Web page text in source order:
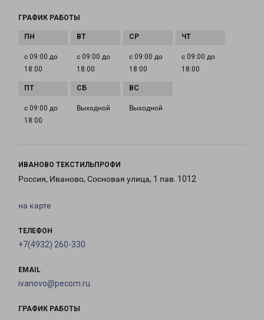
ГРАФИК РАБОТЫ
с 09:00 до
18:00
с 09:00 до
18:00
с 09:00 до
18:00
с 09:00 до
18:00
с 09:00 до
18:00
Выходной Выходной
ИВАНОВО ТЕКСТИЛЬПРОФИ
Россия, Иваново, Сосновая улица, 1 пав. 1012
на карте
ТЕЛЕФОН
+7(4932) 260-330
EMAIL
ivanovo@pecom.ru
ГРАФИК РАБОТЫ